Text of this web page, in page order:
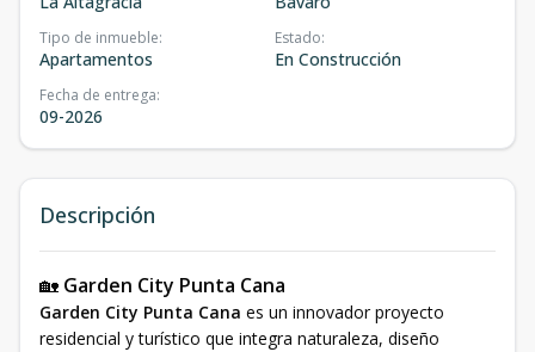
Tipo de inmueble:
Apartamentos
Estado:
En Construcción
Fecha de entrega:
09-2026
Descripción
🏡 Garden City Punta Cana
Garden City Punta Cana es un innovador proyecto
residencial y turístico que integra naturaleza, diseño